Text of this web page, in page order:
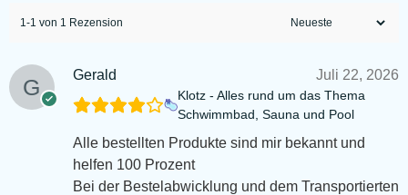
1-1 von 1 Rezension
Gerald Juli 22, 2026
Klotz - Alles rund um das Thema
Schwimmbad, Sauna und Pool
Alle bestellten Produkte sind mir bekannt und
helfen 100 Prozent
Bei der Bestelabwicklung und dem Transportierten